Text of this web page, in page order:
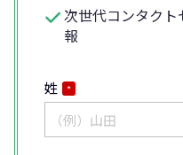
次世代コンタク
報
姓 *